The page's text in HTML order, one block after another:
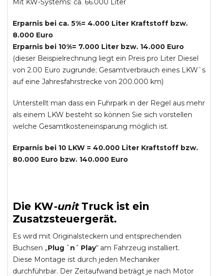
Mit KW-Systems: ca. 66.000 Liter
Erparnis bei ca. 5%= 4.000 Liter Kraftstoff bzw.
8.000 Euro
Erparnis bei 10%= 7.000 Liter bzw. 14.000 Euro
(dieser Beispielrechnung liegt ein Preis pro Liter Diesel
von 2.00 Euro zugrunde; Gesamtverbrauch eines LKW`s
auf eine Jahresfahrstrecke von 200.000 km)
Unterstellt man dass ein Fuhrpark in der Regel aus mehr
als einem LKW besteht so können Sie sich vorstellen
welche Gesamtkosteneinsparung möglich ist.
Erparnis bei 10 LKW = 40.000 Liter Kraftstoff bzw.
80.000 Euro bzw. 140.000 Euro
Die KW-unit Truckist ein
Zusatzsteuergerät.
Es wird mit Originalsteckern und entsprechenden
Buchsen „Plug `n´ Play“ am Fahrzeug installiert.
Diese Montage ist durch jeden Mechaniker
durchführbar. Der Zeitaufwand beträgt je nach Motor